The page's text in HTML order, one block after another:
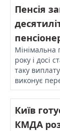
Пенсія
Мінімальна
року і досі
таку
виконує
Київ
КМДА